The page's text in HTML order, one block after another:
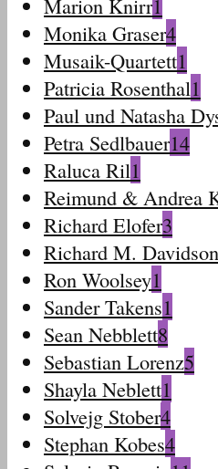
Marion Knirr1
Monika Graser4
Musaik-Quartett1
Patricia Rosenthal1
Paul und Natasha
Petra Sedlbauer14
Raluca Ril1
Reimund & Andrea
Richard Elofer3
Richard M. Davidson
Ron Woolsey1
Sander Takens1
Sean Nebblett8
Sebastian Lorenz5
Shayla Neblett1
Solvejg Stober4
Stephan Kobes4